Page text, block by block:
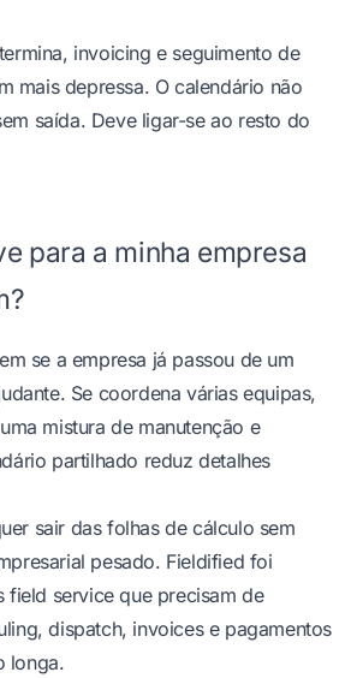
invoicing e seguimento de
mais depressa. O calendário não
saída. Deve ligar-se ao resto do
para a minha empresa
se a empresa já passou de um
Se coordena várias equipas,
mistura de manutenção e
partilhado reduz detalhes
sair das folhas de cálculo sem
pesado. Fieldified foi
field service que precisam de
dispatch, invoices e pagamentos
longa.